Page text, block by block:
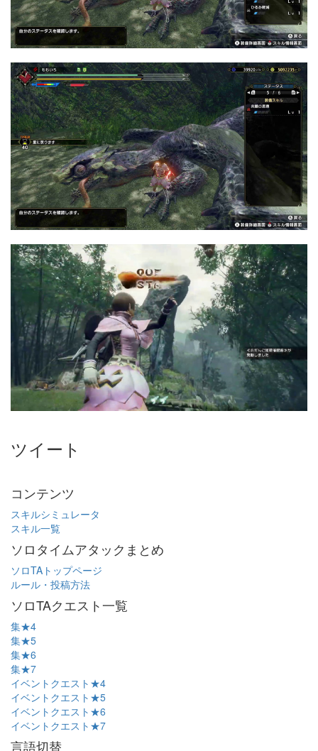
ツイート
コンテンツ
スキルシミュレータ
スキル一覧
ソロタイムアタックまとめ
ソロTAトップページ
ルール・投稿方法
ソロTAクエスト一覧
集★4
集★5
集★6
集★7
イベントクエスト★4
イベントクエスト★5
イベントクエスト★6
イベントクエスト★7
言語切替